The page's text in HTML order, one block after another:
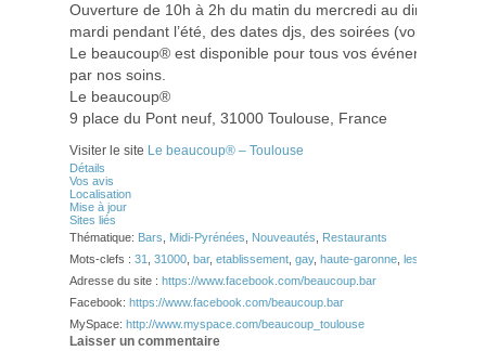
Ouverture de 10h à 2h du matin du mercredi au dimanche,
mardi pendant l’été, des dates djs, des soirées (voir
Le beaucoup® est disponible pour tous vos événements,
par nos soins.
Le beaucoup®
9 place du Pont neuf, 31000 Toulouse, France
Visiter le site Le beaucoup® – Toulouse
Détails
Vos avis
Localisation
Mise à jour
Sites liés
Thématique: Bars Midi-Pyrénées Nouveautés
Restaurants
Mots-clefs : 31 31000 bar, etablissement gay, haute-garonne lesbienne
Adresse du site : https://www.facebook.com/beaucoup.bar
Facebook: https://www.facebook.com/beaucoup.bar
MySpace: http://www.myspace.com/beaucoup_toulouse
Laisser un commentaire